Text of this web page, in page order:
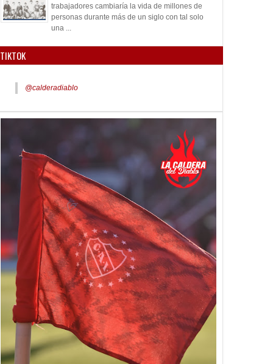
trabajadores cambiaría la vida de millones de
personas durante más de un siglo con tal solo
una ...
TIKTOK
@calderadiablo